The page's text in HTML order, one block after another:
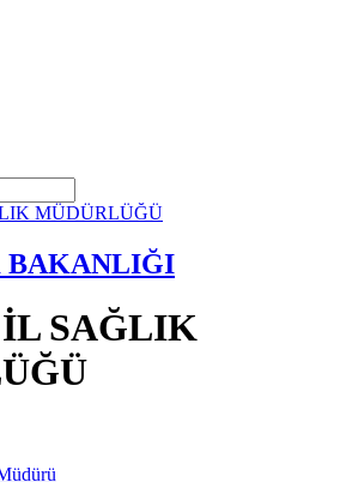
BAKANLIĞI
SAĞLIK